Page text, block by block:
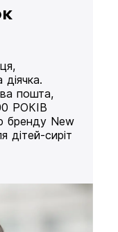
пошта,
РОКІВ
New
дітей-сиріт